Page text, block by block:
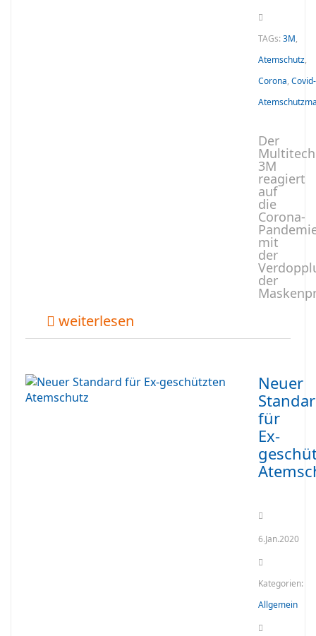
TAGs:3M,
Atemschutz,
Corona,
Der
3M
reagiert
auf
die
Corona-
mit
der
der
weiterlesen
Neuer
für
Ex-
6.Jan.2020
Kategorien:
Allgemein